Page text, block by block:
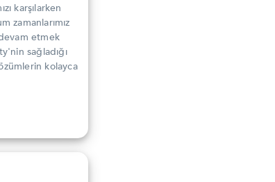
karşılarken
zamanlarımız
etmek
sağladığı
kolayca